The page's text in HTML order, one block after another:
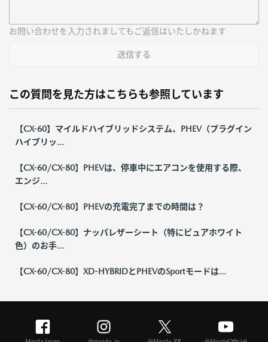
お問い合わせを入力されましてもご返信はいたしかねます
送信する
この質問を見た方はこちらも参照しています
【CX-60】マイルドハイブリッドシステム、PHEV（プラグイン
ハイブリッ...
【CX-60/CX-80】PHEVは、停車中にエアコンを使用する際、
エンジ...
【CX-60/CX-80】PHEVの充電完了までの時間は？
【CX-60/CX-80】ナッパレザーシート（特にピュアホワイト
色）のお手...
【CX-60/CX-80】XD-HYBRIDとPHEVのSportモードは...